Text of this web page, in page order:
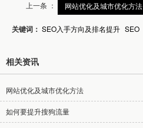
上一条 ： 网站优化及城市优化方法
关键词： SEO入手方向及排名提升 SEO
相关资讯
网站优化及城市优化方法
如何要提升搜狗流量